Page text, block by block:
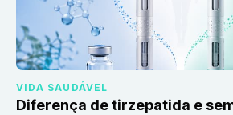
VIDA SAUDÁVEL
Diferença de tirzepatida e